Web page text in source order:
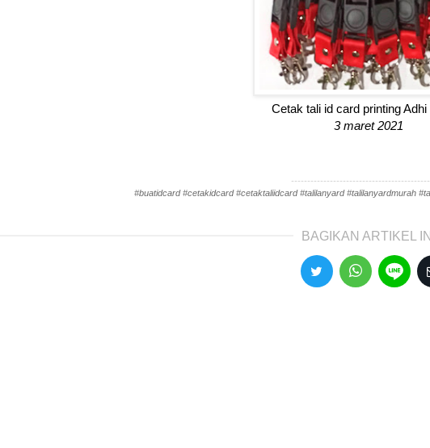
Cetak tali id card printing Adhi
3 maret 2021
#buatidcard #cetakidcard #cetaktaliidcard #talilanyard #talilanyardmurah
BAGIKAN ARTIKEL INI